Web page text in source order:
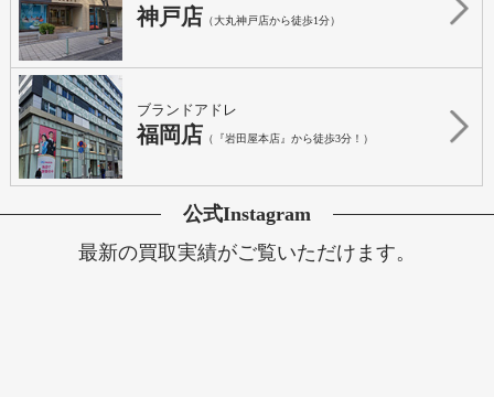
神戸店 （大丸神戸店から徒歩1分）
ブランドアドレ
福岡店 （『岩田屋本店』から徒歩3分！）
公式Instagram
最新の買取実績がご覧いただけます。